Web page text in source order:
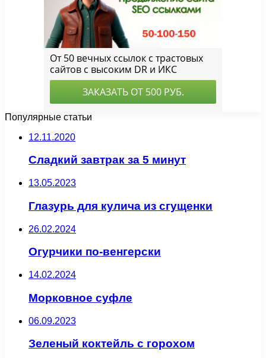
Популярные статьи
12.11.2020
Сладкий завтрак за 5 минут
13.05.2023
Глазурь для кулича из сгущенки
26.02.2024
Огурчики по-венгерски
14.02.2024
Морковное суфле
06.09.2023
Зеленый коктейль с горохом